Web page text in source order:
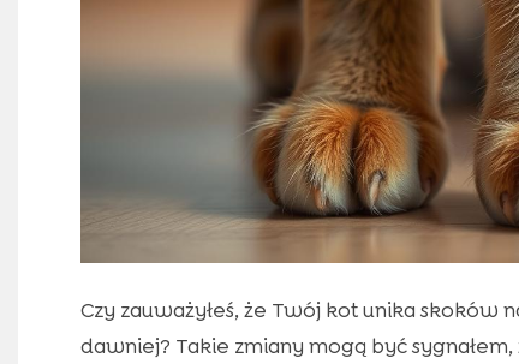
Czy zauważyłeś, że Twój kot unika skoków
dawniej? Takie zmiany mogą być